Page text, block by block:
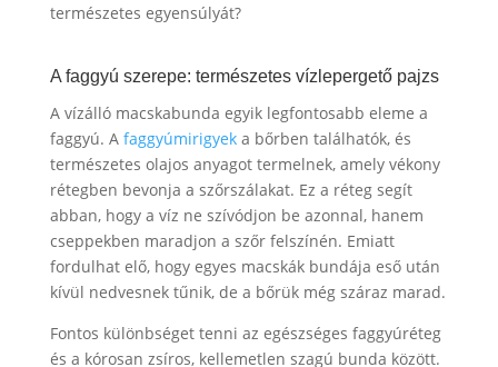
természetes egyensúlyát?
A faggyú szerepe: természetes vízlepergető pajzs
A vízálló macskabunda egyik legfontosabb eleme a
faggyú. A faggyúmirigyeka bőrben találhatók, és
természetes olajos anyagot termelnek, amely vékony
rétegben bevonja a szőrszálakat. Ez a réteg segít
abban, hogy a víz ne szívódjon be azonnal, hanem
cseppekben maradjon a szőr felszínén. Emiatt
fordulhat elő, hogy egyes macskák bundája eső után
kívül nedvesnek tűnik, de a bőrük még száraz marad.
Fontos különbséget tenni az egészséges faggyúréteg
és a kórosan zsíros, kellemetlen szagú bunda között.